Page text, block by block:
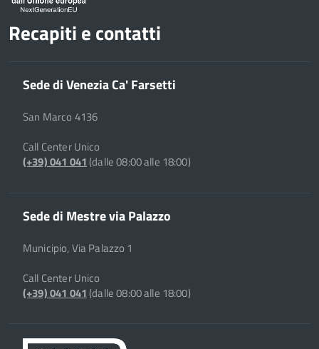
Recapiti e contatti
Sede di Venezia Ca' Farsetti
San Marco 4136
Call Center Unico
(+39) 041 041(dalle 08:00 alle 18:00)
Sede di Mestre via Palazzo
Municipio, Via Palazzo 1
Call Center Unico
(+39) 041 041(dalle 08:00 alle 18:00)